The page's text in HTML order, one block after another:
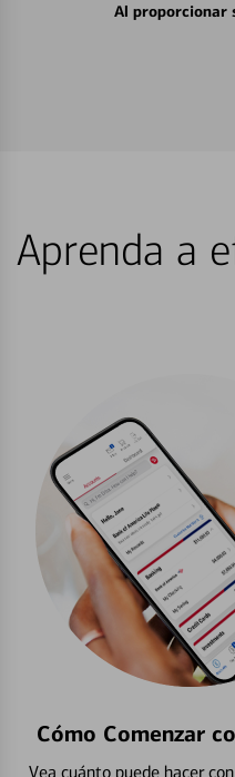
Al proporcionar
Aprenda a
Cómo Comenzar
Vea cuánto puede hacer